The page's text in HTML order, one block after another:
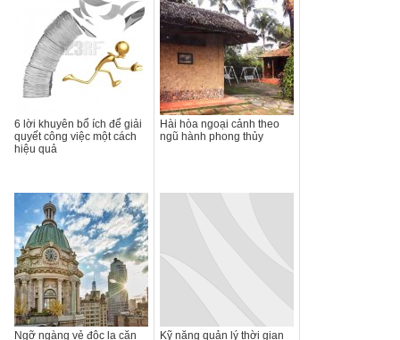
6 lời khuyên bổ ích để giải
quyết công việc một cách
hiệu quả
Hài hòa ngoại cảnh theo
ngũ hành phong thủy
Ngỡ ngàng vẻ độc lạ căn Kỹ năng quản lý thời gian